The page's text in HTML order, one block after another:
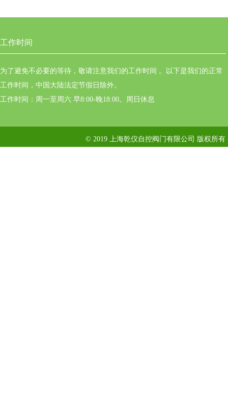
工作时间
为了避免不必要的等待，敬请注意我们的工作时间 。以下是我们的正常
工作时间，中国大陆法定节假日除外。
工作时间：周一至周六 早8:00-晚18:00。周日休息
© 2019 上海乾仪自控阀门有限公司 版权所有